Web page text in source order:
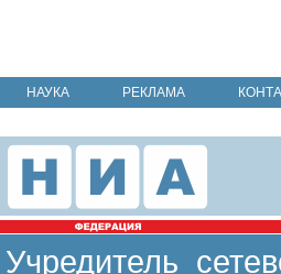
НАУКА РЕКЛАМА
Учредитель